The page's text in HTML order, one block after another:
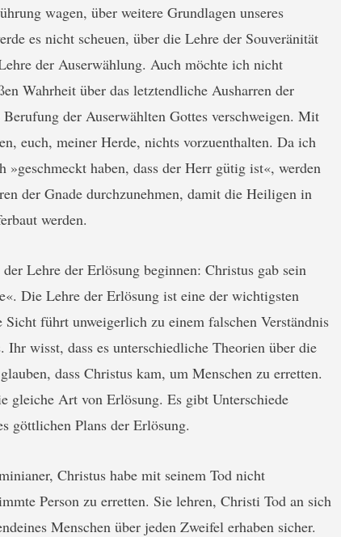
wagen, über weitere Grundlagen unseres
es nicht scheuen, über die Lehre der Souveränität
der Auserwählung. Auch möchte ich nicht
Wahrheit über das letztendliche Ausharren der
der Auserwählten Gottes verschweigen. Mit
euch, meiner Herde, nichts vorzuenthalten. Da ich
»geschmeckt haben, dass der Herr gütig ist«, werden
der Gnade durchzunehmen, damit die Heiligen in
werden.
Lehre der Erlösung beginnen: Christus gab sein
Die Lehre der Erlösung ist eine der wichtigsten
Sicht führt unweigerlich zu einem falschen Verständnis
Ihr wisst, dass es unterschiedliche Theorien über die
dass Christus kam, um Menschen zu erretten.
gleiche Art von Erlösung. Es gibt Unterschiede
göttlichen Plans der Erlösung.
Christus habe mit seinem Tod nicht
Person zu erretten. Sie lehren, Christi Tod an sich
Menschen über jeden Zweifel erhaben sicher.